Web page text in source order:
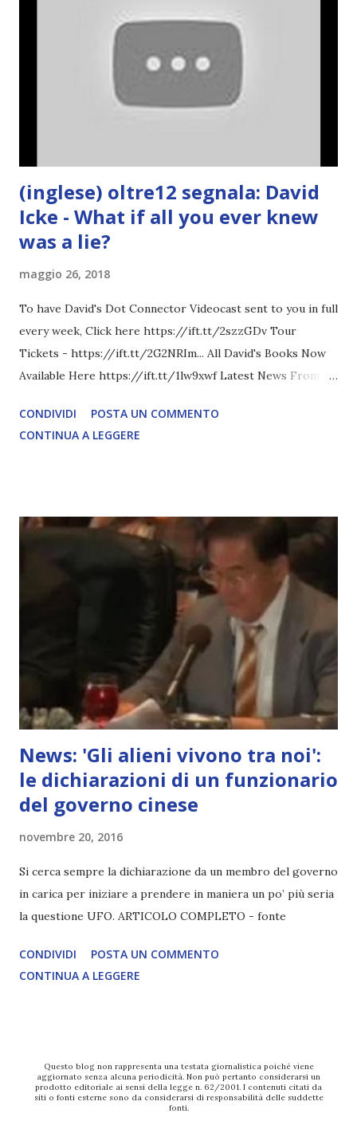
(inglese) oltre12 segnala: David
Icke - What if all you ever knew
was a lie?
maggio 26, 2018
To have David's Dot Connector Videocast sent to you in full
every week, Click here https://ift.tt/2szzGDv Tour
Tickets - https://ift.tt/2G2NRIm... All David's Books Now
Available Here https://ift.tt/1lw9xwf Latest News From
COMPLETO - fonte
CONDIVIDI
POSTA UN COMMENTO
CONTINUA A LEGGERE
News: 'Gli alieni vivono tra noi':
le dichiarazioni di un funzionario
del governo cinese
novembre 20, 2016
Si cerca sempre la dichiarazione da un membro del governo
in carica per iniziare a prendere in maniera un po’ più seria
la questione UFO. ARTICOLO COMPLETO - fonte
CONDIVIDI
POSTA UN COMMENTO
CONTINUA A LEGGERE
Questo blog non rappresenta una testata giornalistica poiché viene
aggiornato senza alcuna periodicità. Non può pertanto considerarsi un
prodotto editoriale ai sensi della legge n. 62/2001. I contenuti citati da
siti o fonti esterne sono da considerarsi di responsabilità delle suddette
fonti.